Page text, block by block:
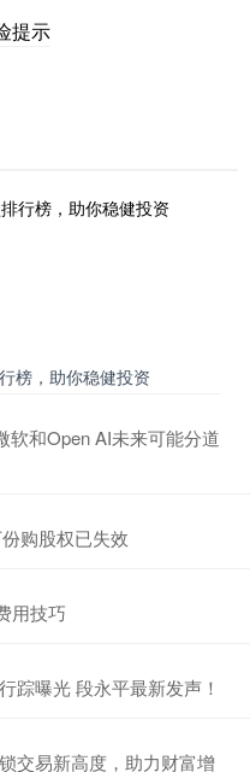
提示
榜，助你稳健投资
软和Open AI未来可能分道
购股权已失效
用技巧
踪曝光 段永平最新发声！
交易新高度，助力财富增